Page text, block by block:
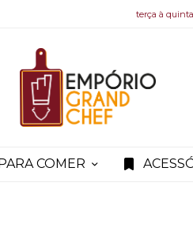
terça à
PARA COMER